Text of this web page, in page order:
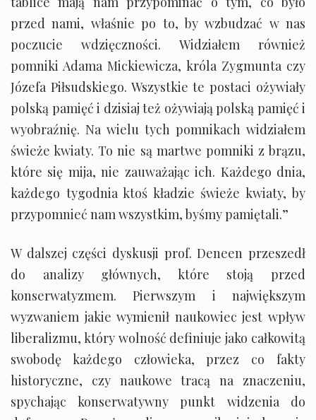
przed nami, właśnie po to, by wzbudzać w nas
poczucie wdzięczności. Widziałem również
pomniki Adama Mickiewicza, króla Zygmunta czy
Józefa Piłsudskiego. Wszystkie te postaci ożywiały
polską pamięć i dzisiaj też ożywiają polską pamięć i
wyobraźnię. Na wielu tych pomnikach widziałem
świeże kwiaty. To nie są martwe pomniki z brązu,
które się mija, nie zauważając ich. Każdego dnia,
każdego tygodnia ktoś kładzie świeże kwiaty, by
przypomnieć nam wszystkim, byśmy pamiętali.”
W dalszej części dyskusji prof. Deneen przeszedł
do analizy głównych, które stoją przed
konserwatyzmem. Pierwszym i największym
wyzwaniem jakie wymienił naukowiec jest wpływ
liberalizmu, który wolność definiuje jako całkowitą
swobodę każdego człowieka, przez co fakty
historyczne, czy naukowe tracą na znaczeniu,
spychając konserwatywny punkt widzenia do